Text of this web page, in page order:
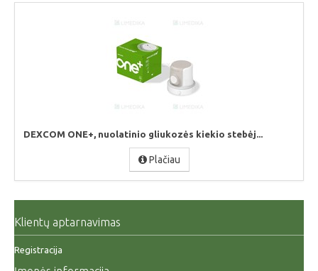
DEXCOM ONE+, nuolatinio gliukozės kiekio stebėj...
Plačiau
Klientų aptarnavimas
Registracija